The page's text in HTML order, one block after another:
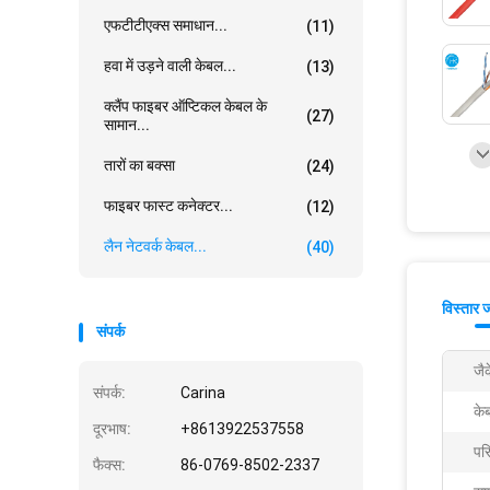
एफटीटीएक्स समाधान... (11)
हवा में उड़ने वाली केबल... (13)
क्लैंप फाइबर ऑप्टिकल केबल के
सामान...
(27)
तारों का बक्सा (24)
फाइबर फास्ट कनेक्टर... (12)
लैन नेटवर्क केबल... (40)
संपर्क
संपर्क: Carina
दूरभाष: +8613922537558
फैक्स: 86-0769-8502-2337
विस्तार